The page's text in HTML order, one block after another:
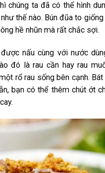
chúng ta đã có thể hình
thế nào. Bún đũa to
hề nhũn mà rất chắc sợi.
nấu cùng với nước
đó là rau cần hay rau
rổ rau sống bên cạnh.
bạn có thể thêm chút ớt